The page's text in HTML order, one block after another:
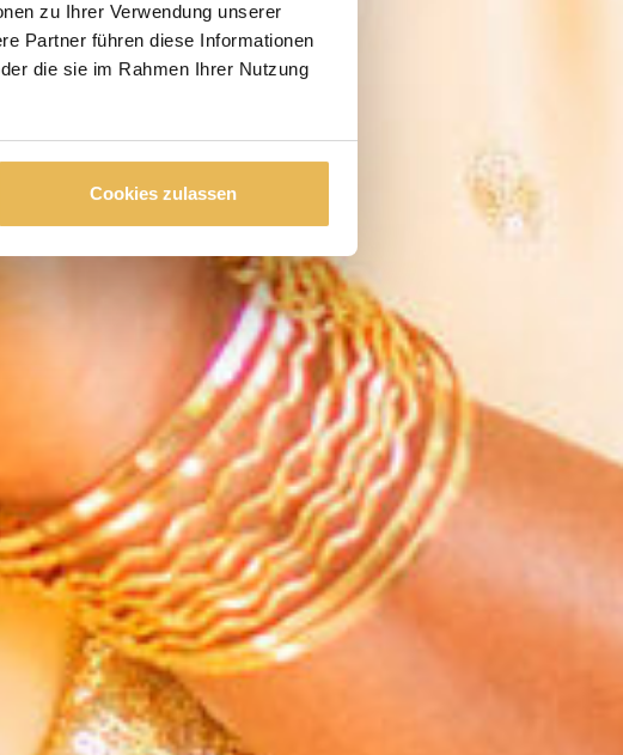
zu Ihrer Verwendung unserer
Partner führen diese Informationen
die sie im Rahmen Ihrer Nutzung
Cookies zulassen